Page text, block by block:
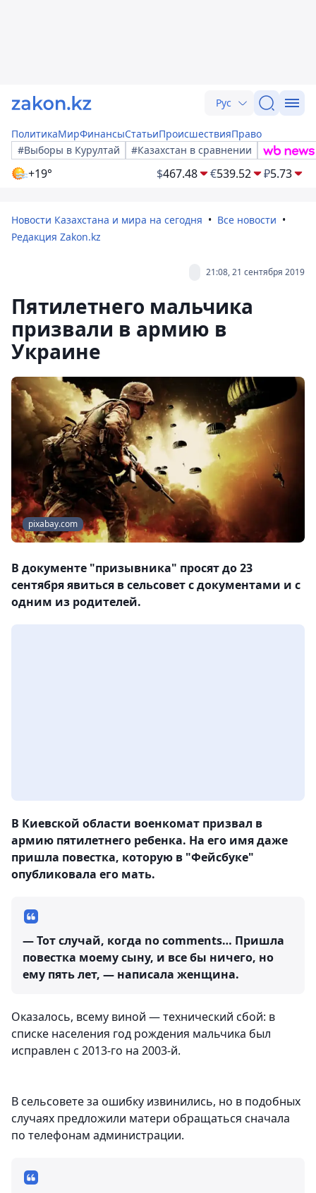
Рус
ПолитикаМирФинансыСтатьиПроисшествияПраво
#Выборы в Курултай
#Казахстан в сравнении
+19° $467.48 €539.52 ₽5.73
Новости Казахстана и мира на сегодня
Все новости
Редакция Zakon.kz
21:08, 21 сентября 2019
Пятилетнего мальчика
призвали в армию в
Украине
pixabay.com
В документе "призывника" просят до 23
сентября явиться в сельсовет с документами и с
одним из родителей.
В Киевской области военкомат призвал в
армию пятилетнего ребенка. На его имя даже
пришла повестка, которую в "Фейсбуке"
опубликовала его мать.
— Тот случай, когда no comments… Пришла
повестка моему сыну, и все бы ничего, но
ему пять лет, — написала женщина.
Оказалось, всему виной — технический сбой: в
списке населения год рождения мальчика был
исправлен с 2013-го на 2003-й.
В сельсовете за ошибку извинились, но в подобных
случаях предложили матери обращаться сначала
по телефонам администрации.